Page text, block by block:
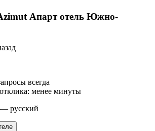
Апарт отель Южно-
всегда
менее минуты
русский